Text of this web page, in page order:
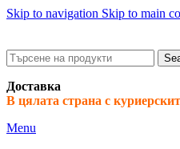
Skip to navigation Skip to main
Доставка
В цялата страна с
Menu